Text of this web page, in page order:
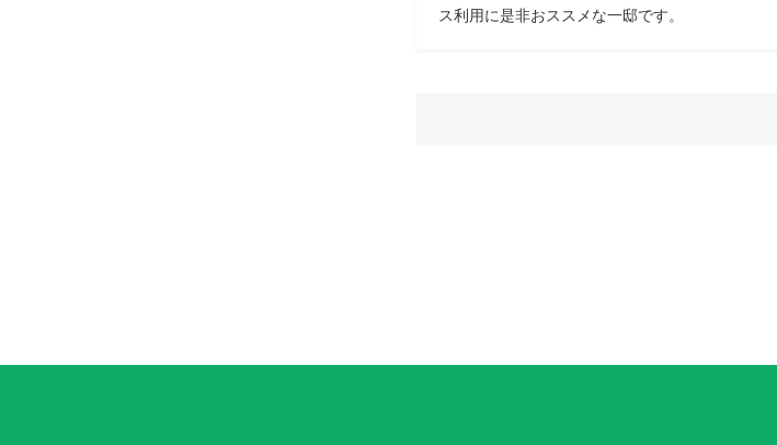
ス利用に是非おススメな一邸です。